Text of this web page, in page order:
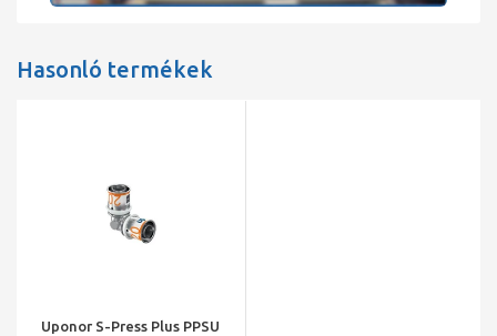
Hasonló termékek
Uponor S-Press Plus PPSU